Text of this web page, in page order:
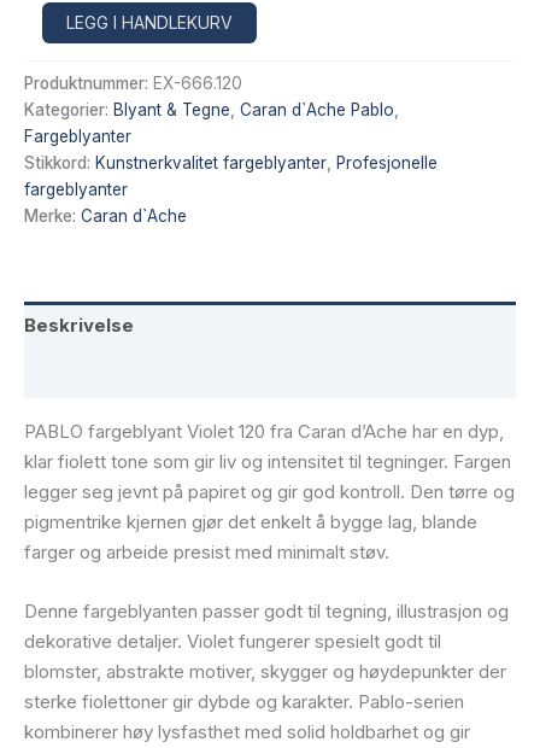
PABLO
Fargeblyant
–
Caran
d’Ache
120
antall
LEGG I HANDLEKURV
Produktnummer: EX-666.120
Kategorier: Blyant & Tegne Caran d`Ache Pablo
Fargeblyanter
Stikkord: Kunstnerkvalitet fargeblyanter Profesjonelle
fargeblyanter
Merke: Caran d`Ache
Beskrivelse
PABLO fargeblyant Violet 120 fra Caran d’Ache har en dyp,
klar fiolett tone som gir liv og intensitet til tegninger. Fargen
legger seg jevnt på papiret og gir god kontroll. Den tørre og
pigmentrike kjernen gjør det enkelt å bygge lag, blande
farger og arbeide presist med minimalt støv.
Denne fargeblyanten passer godt til tegning, illustrasjon og
dekorative detaljer. Violet fungerer spesielt godt til
blomster, abstrakte motiver, skygger og høydepunkter der
sterke fiolettoner gir dybde og karakter. Pablo-serien
kombinerer høy lysfasthet med solid holdbarhet og gir